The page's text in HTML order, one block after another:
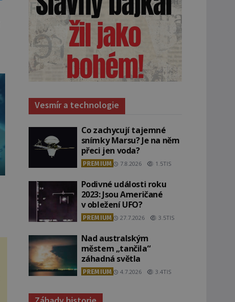
Vesmír a technologie
Co zachycují tajemné
snímky Marsu? Je na něm
přeci jen voda?
PREMIUM 7.8.2026 1.5TIS
Podivné události roku
2023: Jsou Američané
v obležení UFO?
PREMIUM 27.7.2026 3.5TIS
Nad australským
městem „tančila“
záhadná světla
PREMIUM 4.7.2026 3.4TIS